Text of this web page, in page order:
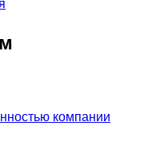
компании